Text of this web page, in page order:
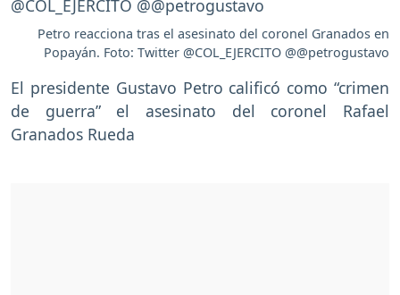
Petro reacciona tras el asesinato del coronel Granados en
Popayán. Foto: Twitter @COL_EJERCITO @@petrogustavo
El presidente Gustavo Petro calificó como “crimen
de guerra” el asesinato del coronel Rafael
Granados Rueda